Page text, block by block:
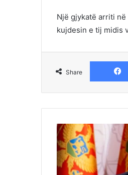
Një gjykatë arriti
kujdesin e tij midis
Share